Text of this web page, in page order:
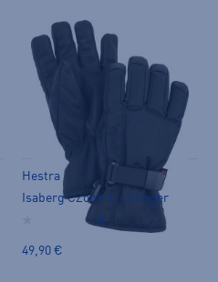
Hestra
Isaberg CZone Jr -5 finger
(0)
49,90 €